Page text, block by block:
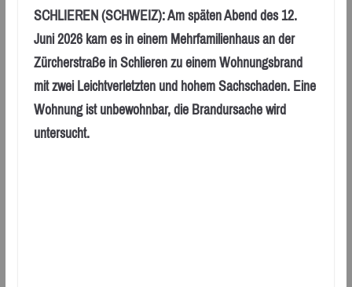
SCHLIEREN (SCHWEIZ): Am späten Abend des 12.
Juni 2026 kam es in einem Mehrfamilienhaus an der
Zürcherstraße in Schlieren zu einem Wohnungsbrand
mit zwei Leichtverletzten und hohem Sachschaden. Eine
Wohnung ist unbewohnbar, die Brandursache wird
untersucht.